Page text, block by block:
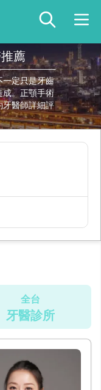
薦
一定只是牙齒
成。正顎手術
牙醫師詳細評
全台
牙醫診所